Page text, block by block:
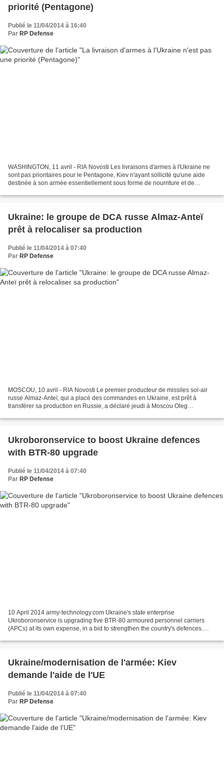
priorité (Pentagone)
Publié le 11/04/2014 à 16:40
Par RP Defense
WASHINGTON, 11 avril - RIA Novosti Les livraisons d'armes à l'Ukraine ne
sont pas prioritaires pour le Pentagone, Kiev n'ayant sollicité qu'une aide
destinée à son armée essentiellement sous forme de nourriture et de
Ukraine: le groupe de DCA russe Almaz-Anteï
prêt à relocaliser sa production
Publié le 11/04/2014 à 07:40
Par RP Defense
MOSCOU, 10 avril - RIA Novosti Le premier producteur de missiles sol-air
russe Almaz-Anteï, qui a placé des commandes en Ukraine, est prêt à
transférer sa production en Russie, a déclaré jeudi à Moscou Oleg
Ukroboronservice to boost Ukraine defences
with BTR-80 upgrade
Publié le 11/04/2014 à 07:40
Par RP Defense
10 April 2014 army-technology.com Ukraine's state enterprise
Ukroboronservice is upgrading five BTR-80 armoured personnel carriers
(APCs) at its own expense, in a bid to strengthen the country's defences.
Ukraine/modernisation de l'armée: Kiev
demande l'aide de l'UE
Publié le 11/04/2014 à 07:40
Par RP Defense